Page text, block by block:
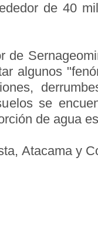
de 40
de
algunos
se
de agua
Atacama y